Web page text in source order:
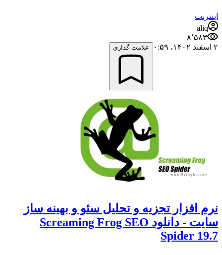
اینترنت
aliq
۸٬۵۸۳
۲ اسفند ۱۴۰۲،‏ ۰:۵۹
علامت گذاری
نرم افزار تجزیه و تحلیل سئو و بهینه ساز
سایت - دانلود Screaming Frog SEO
Spider 19.7